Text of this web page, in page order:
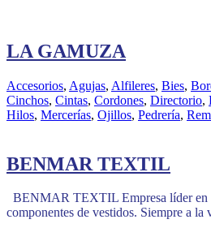
LA GAMUZA
Accesorios, Agujas, Alfileres, Bies,
Cinchos, Cintas, Cordones, Directorio,
Hilos, Mercerías, Ojillos, Pedrería,
BENMAR TEXTIL
BENMAR TEXTIL Empresa líder en
componentes de vestidos. Siempre a